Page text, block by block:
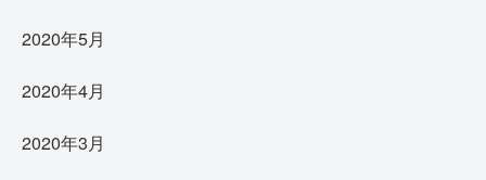
2020年5月
2020年4月
2020年3月